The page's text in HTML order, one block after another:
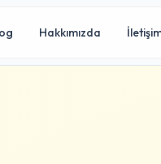
Hakkımızda